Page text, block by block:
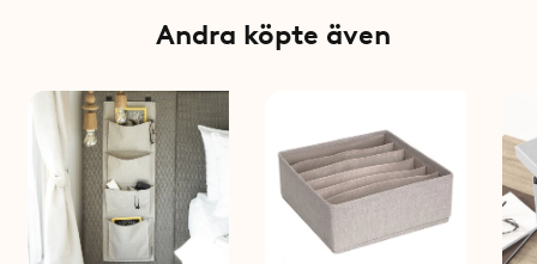
Material: Canvas med linnelook
Finns i flera färgerAndra köpte även